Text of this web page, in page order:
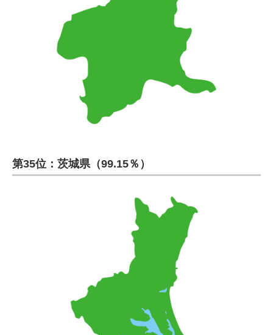
第35位：茨城県（99.15％）